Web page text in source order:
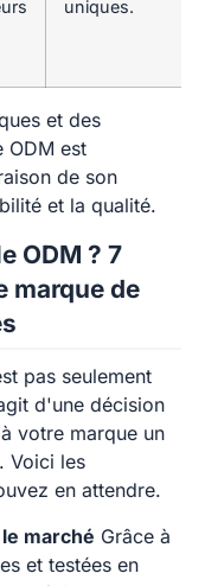
uniques.
et des
ODM est
de son
et la qualité.
ODM ? 7
marque de
pas seulement
d'une décision
votre marque un
Voici les
en attendre.
marché Grâce à
et testées en